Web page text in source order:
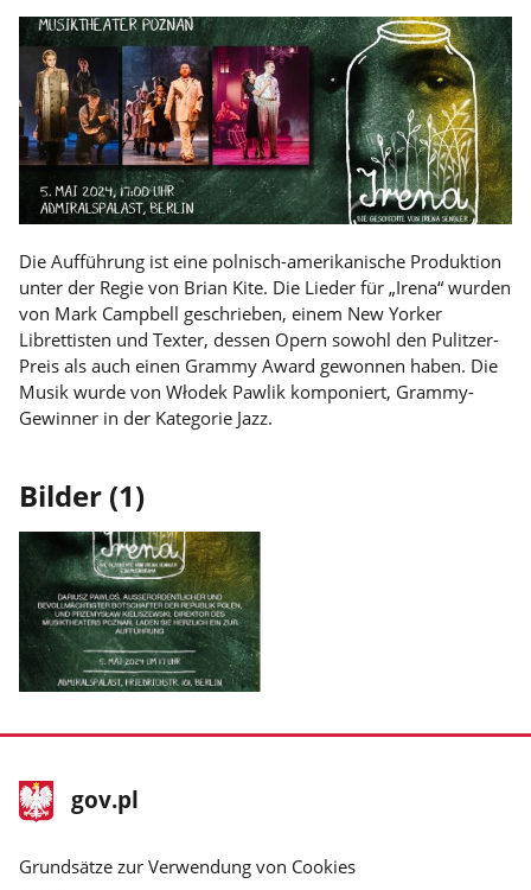
Die Aufführung ist eine polnisch-amerikanische Produktion
unter der Regie von Brian Kite. Die Lieder für „Irena“ wurden
von Mark Campbell geschrieben, einem New Yorker
Librettisten und Texter, dessen Opern sowohl den Pulitzer-
Preis als auch einen Grammy Award gewonnen haben. Die
Musik wurde von Włodek Pawlik komponiert, Grammy-
Gewinner in der Kategorie Jazz.
Bilder (1)
1
der
Galerie
Fußzeile
gov.pl
Hauptseite
gov.pl
Grundsätze zur Verwendung von Cookies